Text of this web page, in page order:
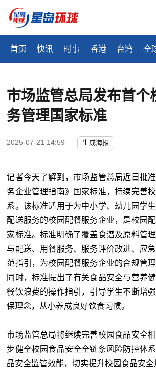
首页 快讯 时事 香港 台湾 全
市场监管总局发布首个
务管理国家标准
2025-07-21 14:59 生成海报
记者今天了解到，市场监管总局近日批
务企业管理指南》国家标准，持续完善
系。该标准适用于为中小学、幼儿园学
配送服务的校园配餐服务企业，是校园
家标准。标准明确了覆盖食谱及原料管
与配送、用餐服务、服务评价改进、应
范指引，为校园配餐服务企业的合规管理
同时，标准提出了有关食品安全与营养
餐饮浪费的操作指引，引导学生不断增
保理念，从小养成良好饮食习惯。
市场监管总局将继续完善校园食品安全
步健全校园食品安全全链条风险防控体
品安全监管效能，切实提升校园食品安全